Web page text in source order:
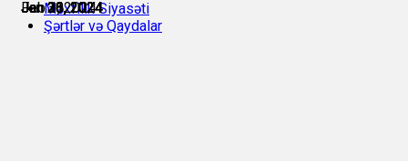
Jan 26, 2024
Jan 28, 2024
Jan 30, 2024
Jan 31, 2024
Jan 31, 2024
Feb 1, 2024
Məxfilik Siyasəti
Şərtlər və Qaydalar